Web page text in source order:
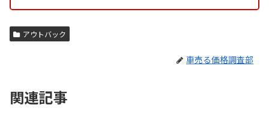
アウトバック
車売る価格調査部
関連記事